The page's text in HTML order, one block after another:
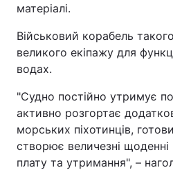
матеріалі.
Військовий корабель
великого екіпажу для
водах.
"Судно постійно утримує
активно розгортає
морських піхотинців,
створює величезні щоденні
плату та утримання", –